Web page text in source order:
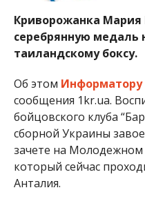
Криворожанка
серебрянную медаль
таиландскому боксу.
Об этом Информатору
сообщения 1kr.ua.
бойцовского клуба
сборной Украины
зачете на
который сейчас
Анталия.